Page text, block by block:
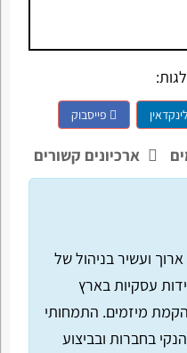
לינקדאין פייסבוק
ארכיונים קשורים
ארוך ועשיר בניהול של
עסקיות בארץ
מיזמים. התמחותי
בחברות ובביצוע